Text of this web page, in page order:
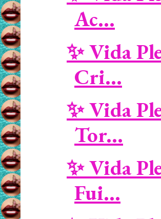
Ac...
✨ Vida
Cri...
✨ Vida
Tor...
✨ Vida
Fui...